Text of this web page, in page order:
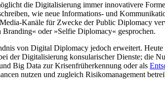
die Digitalisierung immer innovativere
wie neue Informations- und
Kanäle für Zwecke der Public Diplo­macy
oder »Selfie Diplomacy« gesprochen.
von Digital Diplomacy jedoch erweitert.
der Digitalisierung konsularischer Dienste; die
Big Data zur Krisenfrüherkennung oder als
nutzen und zugleich Risikomanagement